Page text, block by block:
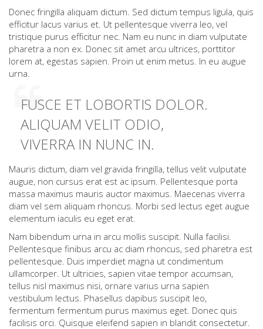
Donec fringilla aliquam dictum. Sed dictum tempus ligula, quis
efficitur lacus varius et. Ut pellentesque viverra leo, vel
tristique purus efficitur nec. Nam eu nunc in diam vulputate
pharetra a non ex. Donec sit amet arcu ultrices, porttitor
lorem at, egestas sapien. Proin ut enim metus. In eu augue
urna.
FUSCE ET LOBORTIS DOLOR.
ALIQUAM VELIT ODIO,
VIVERRA IN NUNC IN.
Mauris dictum, diam vel gravida fringilla, tellus velit vulputate
augue, non cursus erat est ac ipsum. Pellentesque porta
massa maximus mauris auctor maximus. Maecenas viverra
diam vel sem aliquam rhoncus. Morbi sed lectus eget augue
elementum iaculis eu eget erat.
Nam bibendum urna in arcu mollis suscipit. Nulla facilisi.
Pellentesque finibus arcu ac diam rhoncus, sed pharetra est
pellentesque. Duis imperdiet magna ut condimentum
ullamcorper. Ut ultricies, sapien vitae tempor accumsan,
tellus nisl maximus nisi, ornare varius urna sapien
vestibulum lectus. Phasellus dapibus suscipit leo,
fermentum fermentum purus maximus eget. Donec quis
facilisis orci. Quisque eleifend sapien in blandit consectetur.